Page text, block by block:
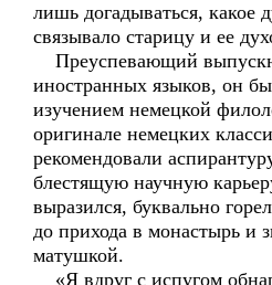
лишь догадываться, какое
связывало старицу и ее
Преуспевающий
иностранных языков, он
изучением немецкой
оригинале немецких
рекомендовали
блестящую научную
выразился, буквально
до прихода в монастырь и
матушкой.
«Я вдруг с испугом